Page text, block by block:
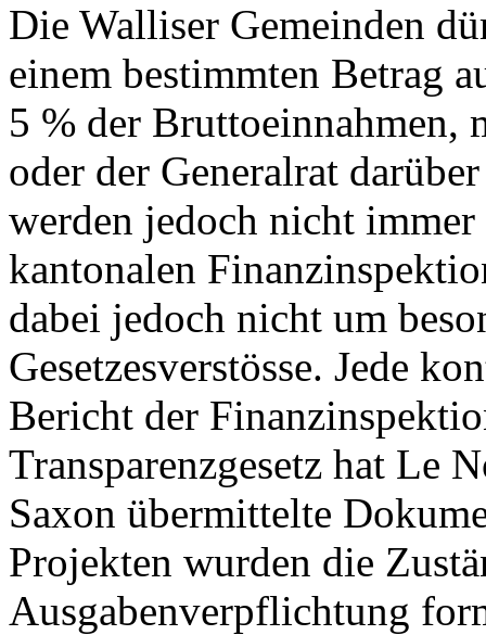
Die Walliser Gemeinden
einem bestimmten Betrag
5 % der Bruttoeinnahmen,
oder der Generalrat
werden jedoch nicht
kantonalen
dabei jedoch nicht um
Gesetzesverstösse. Jede
Bericht der
Transparenzgesetz hat Le
Saxon übermittelte
Projekten wurden die
Ausgabenverpflichtung